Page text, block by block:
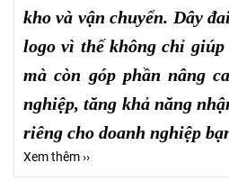
kho và vận chuyển. Dây
logo vì thế không chỉ giúp
mà còn góp phần nâng
nghiệp, tăng khả năng
riêng cho doanh nghiệp
Xem thêm ››